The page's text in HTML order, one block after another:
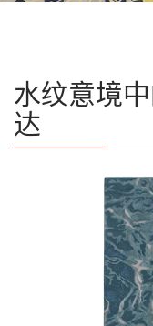
水纹意境
达